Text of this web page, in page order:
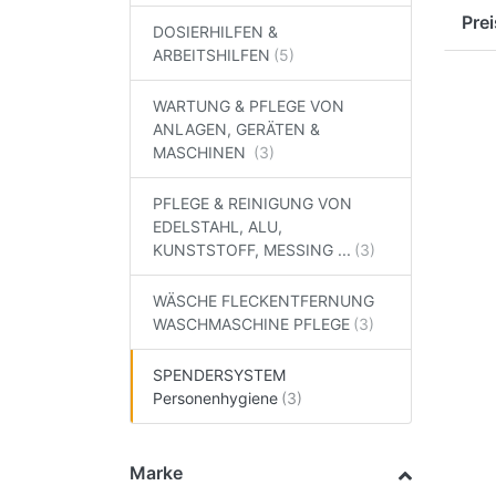
DOSIERHILFEN &
ARBEITSHILFEN
WARTUNG & PFLEGE VON
ANLAGEN, GERÄTEN &
MASCHINEN
PFLEGE & REINIGUNG VON
EDELSTAHL, ALU,
KUNSTSTOFF, MESSING ...
WÄSCHE FLECKENTFERNUNG
WASCHMASCHINE PFLEGE
SPENDERSYSTEM
Personenhygiene
Marke
um